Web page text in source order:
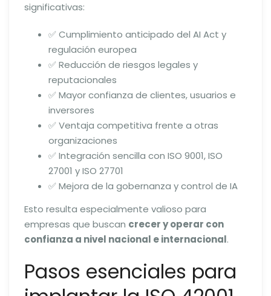
significativas:
✅ Cumplimiento anticipado del AI Act y
regulación europea
✅ Reducción de riesgos legales y
reputacionales
✅ Mayor confianza de clientes, usuarios e
inversores
✅ Ventaja competitiva frente a otras
organizaciones
✅ Integración sencilla con ISO 9001, ISO
27001 y ISO 27701
✅ Mejora de la gobernanza y control de IA
Esto resulta especialmente valioso para
empresas que buscan crecer y operar con
confianza a nivel nacional e internacional.
Pasos esenciales para